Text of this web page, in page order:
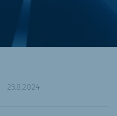
23.8.2024